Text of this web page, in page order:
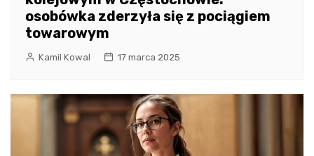
osobówka zderzyła się z pociągiem
towarowym
Kamil Kowal 17 marca 2025